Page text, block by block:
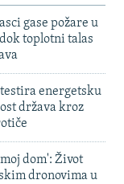
gase požare u
toplotni talas
energetsku
država kroz
dom': Život
dronovima u